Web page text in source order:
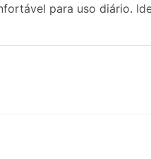
para uso diário.